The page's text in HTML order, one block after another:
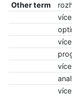
Other term